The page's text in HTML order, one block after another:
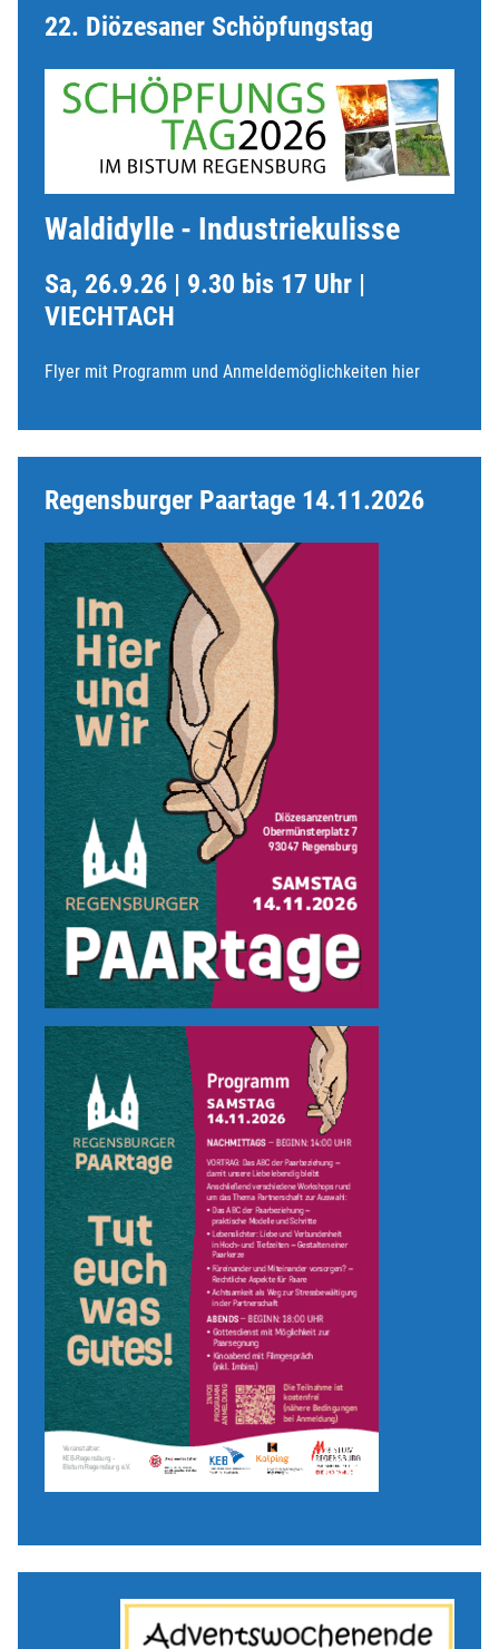
22. Diözesaner Schöpfungstag
Waldidylle - Industriekulisse
Sa, 26.9.26 | 9.30 bis 17 Uhr |
VIECHTACH
Flyer mit Programm und Anmeldemöglichkeiten hier
Regensburger Paartage 14.11.2026